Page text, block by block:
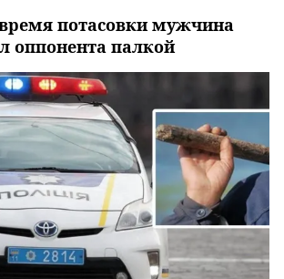
потасовки мужчина
оппонента палкой